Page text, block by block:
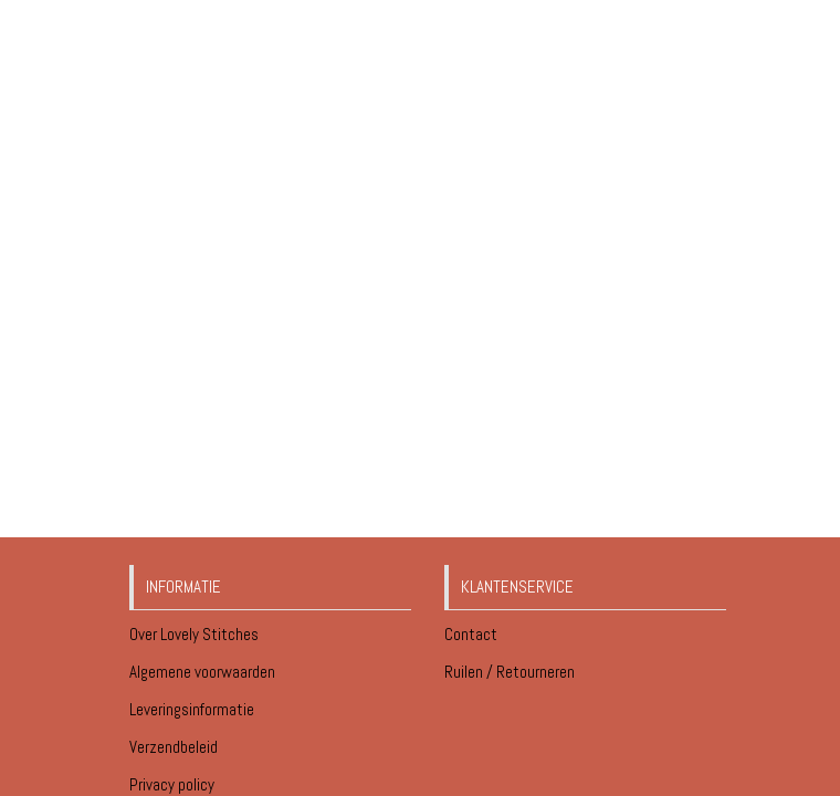
INFORMATIE
Over Lovely Stitches
Algemene voorwaarden
Leveringsinformatie
Verzendbeleid
Privacy policy
KLANTENSERVICE
Contact
Ruilen / Retourneren